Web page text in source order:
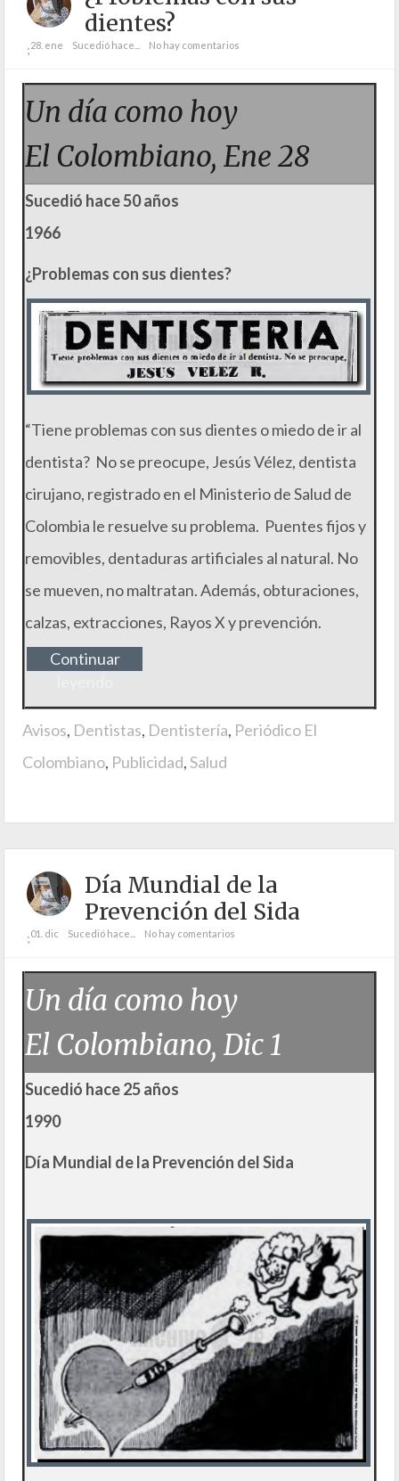
dientes?
;28. ene Sucedió hace... No hay comentarios
Un día como hoy
El Colombiano, Ene 28
Sucedió hace 50 años
1966
¿Problemas con sus dientes?
“Tiene problemas con sus dientes o miedo de ir al
dentista? No se preocupe, Jesús Vélez, dentista
cirujano, registrado en el Ministerio de Salud de
Colombia le resuelve su problema. Puentes fijos y
removibles, dentaduras artificiales al natural. No
se mueven, no maltratan. Además, obturaciones,
calzas, extracciones, Rayos X y prevención.
Continuar
Avisos, Dentistas, Dentistería, Periódico El
Colombiano, Publicidad,Salud
Día Mundial de la
Prevención del Sida
;01. dic Sucedió hace... No hay comentarios
Un día como hoy
El Colombiano, Dic 1
Sucedió hace 25 años
1990
Día Mundial de la Prevención del Sida